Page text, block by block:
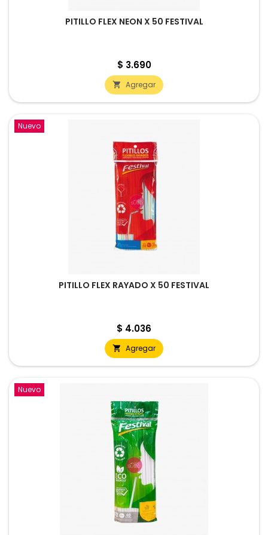
PITILLO FLEX NEON X 50 FESTIVAL
Precio
$ 3.690
 Agregar
Nuevo
PITILLO FLEX RAYADO X 50 FESTIVAL
Precio
$ 4.036
 Agregar
Nuevo